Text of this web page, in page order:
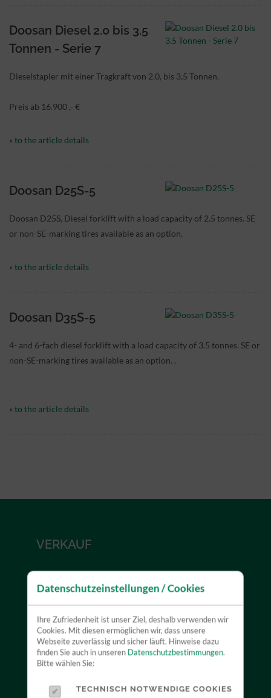
Doosan Diesel 2.0 bis 3.5
Tonnen - Serie 7
Dieselstapler mit einer Tragkraft von 2,0, bis 3,5 Tonnen.
Preis ab 16.900 ,- €
» to the article details
Doosan D25S-5
Doosan D25S, Diesel forklift with a load capacity of 2.5 tonnes. SE
or non-SE-marking tires available as an option.
» to the article details
Doosan D35S-5
4- and 6-fach diesel forklift with a load capacity of 3.5 tonnes. SE or
non-SE-marking tires available as an option. .
» to the article details
VERKAUF
Sie neutral beraten und mit Ihnen zusammen das für
von unserer jahrelangen Erfahrung.
MEHR ERFAHREN
Datenschutzeinstellungen / Cookies
Ihre Zufriedenheit ist unser Ziel, deshalb verwenden wir
Cookies. Mit diesen ermöglichen wir, dass unsere
Webseite zuverlässig und sicher läuft. Hinweise dazu
finden Sie auch in unseren Datenschutzbestimmungen.
Bitte wählen Sie:
TECHNISCH NOTWENDIGE COOKIES